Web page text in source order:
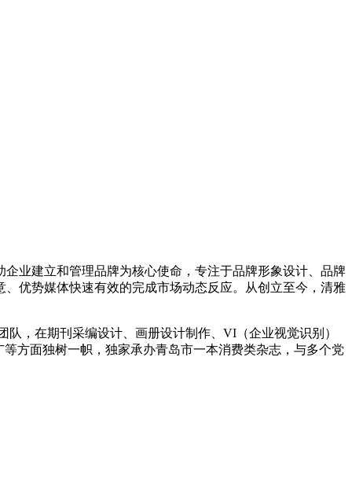
业建立和管理品牌为核心使命，专注于品牌形象设计、品牌
优势媒体快速有效的完成市场动态反应。从创立至今，清雅
，在期刊采编设计、画册设计制作、VI（企业视觉识别）
方面独树一帜，独家承办青岛市一本消费类杂志，与多个党